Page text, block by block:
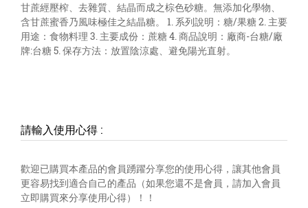
甘蔗經壓榨、去雜質、結晶而成之棕色砂糖。無添加化學物、
含甘蔗蜜香乃風味極佳之結晶糖。 1. 系列說明：糖/果糖 2. 主要
用途：食物料理 3. 主要成份：蔗糖 4. 商品說明：廠商-台糖/廠
牌:台糖 5. 保存方法：放置陰涼處、避免陽光直射。
請輸入使用心得 :
歡迎已購買本產品的會員踴躍分享您的使用心得，讓其他會員
更容易找到適合自己的產品（如果您還不是會員，請加入會員
立即購買來分享使用心得）！！